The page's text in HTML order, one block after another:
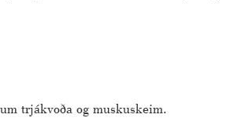
trjákvoða og muskuskeim.